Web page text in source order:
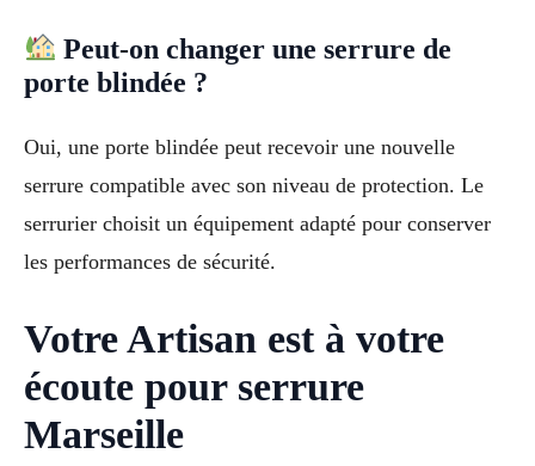
Peut-on changer une serrure de
porte blindée ?
Oui, une porte blindée peut recevoir une nouvelle
serrure compatible avec son niveau de protection. Le
serrurier choisit un équipement adapté pour conserver
les performances de sécurité.
Votre Artisan est à votre
écoute pour serrure
Marseille